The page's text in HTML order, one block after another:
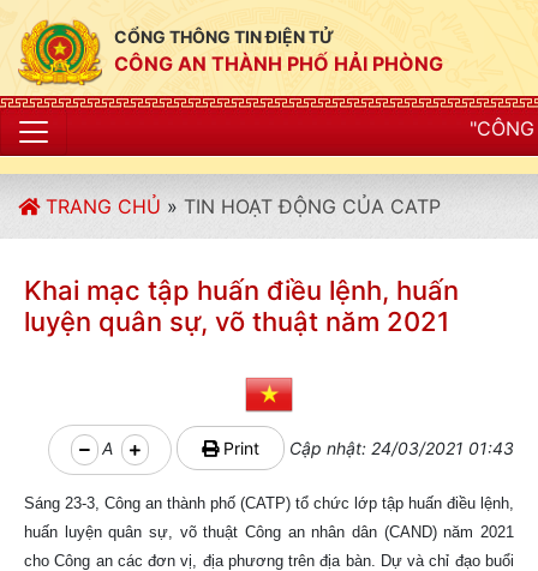
CỔNG THÔNG TIN ĐIỆN TỬ
CÔNG AN THÀNH PHỐ HẢI PHÒNG
"CÔNG AN THÀNH PHỐ
TRANG CHỦ » TIN HOẠT ĐỘNG CỦA CATP
Khai mạc tập huấn điều lệnh, huấn
luyện quân sự, võ thuật năm 2021
A Print Cập nhật: 24/03/2021 01:43
Sáng 23-3, Công an thành phố (CATP) tổ chức lớp tập huấn điều lệnh,
huấn luyện quân sự, võ thuật Công an nhân dân (CAND) năm 2021
cho Công an các đơn vị, địa phương trên địa bàn. Dự và chỉ đạo buổi